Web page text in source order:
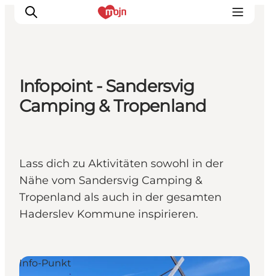
Erlebnisse
Städte und Regionen
Plane deine Reise
Booking
Infopoint - Sandersvig
Camping & Tropenland
Lass dich zu Aktivitäten sowohl in der
Nähe vom Sandersvig Camping &
Tropenland als auch in der gesamten
Haderslev Kommune inspirieren.
Info-Punkt